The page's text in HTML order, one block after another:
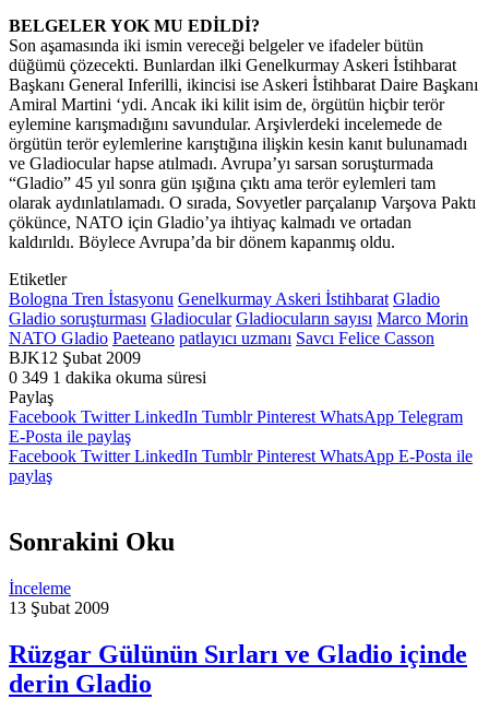
BELGELER YOK MU EDİLDİ?
Son aşamasında iki ismin vereceği belgeler ve ifadeler bütün
düğümü çözecekti. Bunlardan ilki Genelkurmay Askeri İstihbarat
Başkanı General Inferilli, ikincisi ise Askeri İstihbarat Daire Başkanı
Amiral Martini ‘ydi. Ancak iki kilit isim de, örgütün hiçbir terör
eylemine karışmadığını savundular. Arşivlerdeki incelemede de
örgütün terör eylemlerine karıştığına ilişkin kesin kanıt bulunamadı
ve Gladiocular hapse atılmadı. Avrupa’yı sarsan soruşturmada
“Gladio” 45 yıl sonra gün ışığına çıktı ama terör eylemleri tam
olarak aydınlatılamadı. O sırada, Sovyetler parçalanıp Varşova Paktı
çökünce, NATO için Gladio’ya ihtiyaç kalmadı ve ortadan
kaldırıldı. Böylece Avrupa’da bir dönem kapanmış oldu.
Etiketler
Bologna Tren İstasyonu Genelkurmay Askeri İstihbarat Gladio
Gladio soruşturması Gladiocular Gladiocuların sayısı Marco Morin
NATO Gladio Paeteano patlayıcı uzmanı Savcı Felice Casson
BJK12 Şubat 2009
0 349 1 dakika okuma süresi
Paylaş
Facebook Twitter LinkedIn Tumblr Pinterest WhatsApp Telegram
E-Posta ile paylaş
Facebook Twitter LinkedIn Tumblr Pinterest WhatsApp E-Posta ile
paylaş
Sonrakini Oku
İnceleme
13 Şubat 2009
Rüzgar Gülünün Sırları ve Gladio içinde
derin Gladio